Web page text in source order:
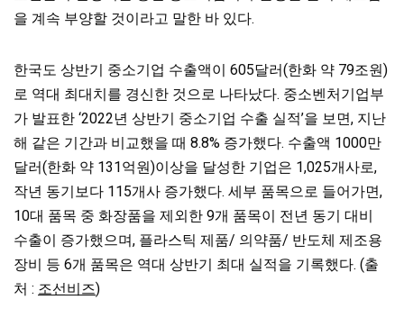
을 계속 부양할 것이라고 말한 바 있다.
한국도 상반기 중소기업 수출액이 605달러(한화 약 79조원)
로 역대 최대치를 경신한 것으로 나타났다. 중소벤처기업부
가 발표한 ‘2022년 상반기 중소기업 수출 실적’을 보면, 지난
해 같은 기간과 비교했을 때 8.8% 증가했다. 수출액 1000만
달러(한화 약 131억원)이상을 달성한 기업은 1,025개사로,
작년 동기보다 115개사 증가했다. 세부 품목으로 들어가면,
10대 품목 중 화장품을 제외한 9개 품목이 전년 동기 대비
수출이 증가했으며, 플라스틱 제품/ 의약품/ 반도체 제조용
장비 등 6개 품목은 역대 상반기 최대 실적을 기록했다. (출
처 : 조선비즈)